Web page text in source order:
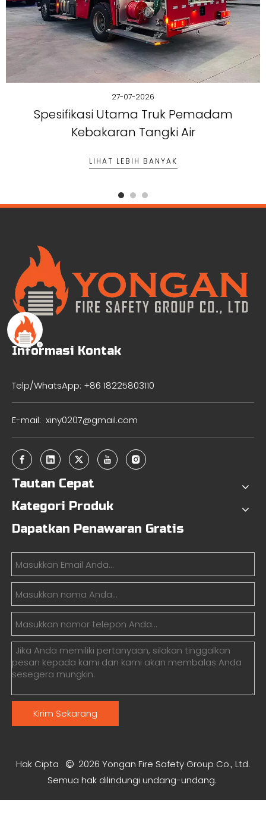
27-07-2026
Spesifikasi Utama Truk Pemadam
Kebakaran Tangki Air
LIHAT LEBIH BANYAK
Informasi Kontak
Telp/WhatsApp: +86 18225803110
E-mail: xiny0207@gmail.com
Tautan Cepat
Kategori Produk
Dapatkan Penawaran Gratis
Kirim Sekarang
Hak Cipta  2026 Yongan Fire Safety Group Co., Ltd.
Semua hak dilindungi undang-undang.